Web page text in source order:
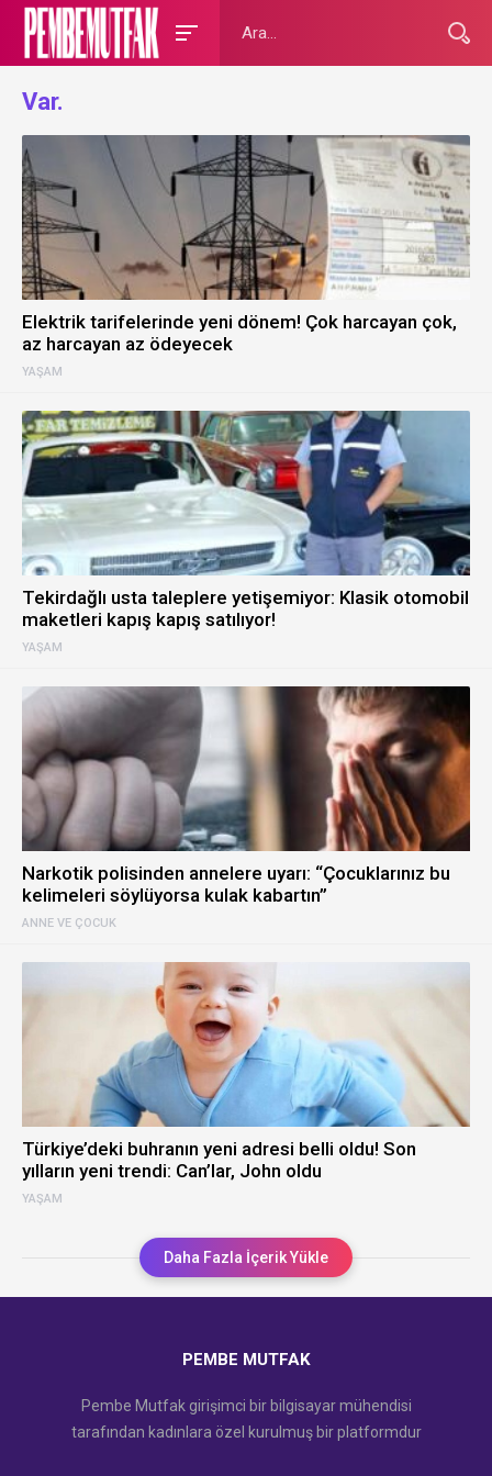
Var.
YAŞAM
Elektrik tarifelerinde yeni dönem! Çok harcayan çok,
az harcayan az ödeyecek
YAŞAM
Tekirdağlı usta taleplere yetişemiyor: Klasik otomobil
maketleri kapış kapış satılıyor!
ANNE VE ÇOCUK
Narkotik polisinden annelere uyarı: “Çocuklarınız bu
kelimeleri söylüyorsa kulak kabartın”
YAŞAM
Türkiye’deki buhranın yeni adresi belli oldu! Son
yılların yeni trendi: Can’lar, John oldu
Daha Fazla İçerik Yükle
PEMBE MUTFAK
Pembe Mutfak girişimci bir bilgisayar mühendisi
tarafından kadınlara özel kurulmuş bir platformdur